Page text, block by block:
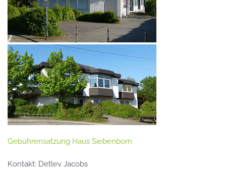
Gebührensatzung Haus Siebenborn
Kontakt: Detlev Jacobs